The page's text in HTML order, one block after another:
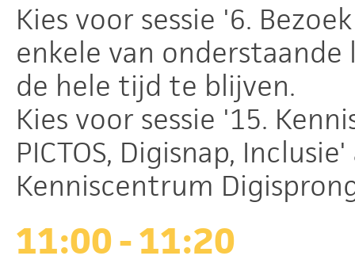
Kies voor sessie '6.
enkele van
de hele tijd te blijven.
Kies voor sessie '15.
PICTOS, Digisnap,
Kenniscentrum
11:00 - 11:20